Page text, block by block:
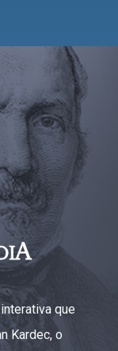
que
Kardec, o